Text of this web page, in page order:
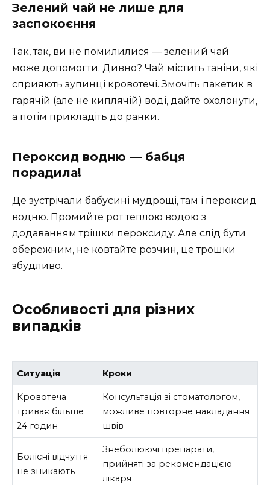
Зелений чай не лише для
заспокоєння
Так, так, ви не помилилися — зелений чай
може допомогти. Дивно? Чай містить таніни, які
сприяють зупинці кровотечі. Змочіть пакетик в
гарячій (але не киплячій) воді, дайте охолонути,
а потім прикладіть до ранки.
Пероксид водню — бабця
порадила!
Де зустрічали бабусині мудрощі, там і пероксид
водню. Промийте рот теплою водою з
додаванням трішки пероксиду. Але слід бути
обережним, не ковтайте розчин, це трошки
збудливо.
Особливості для різних
випадків
Ситуація Кроки
Кровотеча
триває більше
24 годин
Консультація зі стоматологом,
можливе повторне накладання
швів
Болісні відчуття
не зникають
Знеболюючі препарати,
прийняті за рекомендацією
лікаря